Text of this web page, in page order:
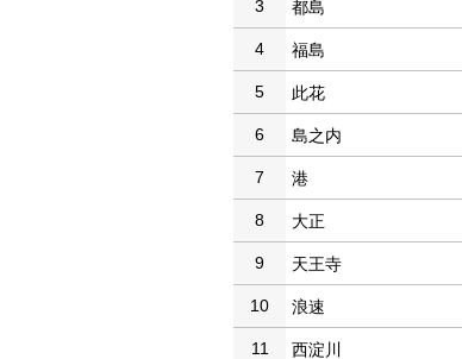
3 都島
4 福島
5 此花
6 島之内
7 港
8 大正
9 天王寺
10 浪速
11 西淀川